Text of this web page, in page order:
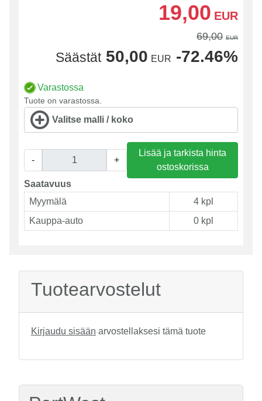
19,00 EUR
69,00 EUR
Säästät50,00 EUR -72.46%
Varastossa
Tuote on varastossa.
Valitse malli / koko
- +
Lisää ja tarkista hinta
ostoskorissa
Saatavuus
Myymälä
4 kpl
Kauppa-auto
0 kpl
Tuotearvostelut
Kirjaudu sisään arvostellaksesi tämä tuote